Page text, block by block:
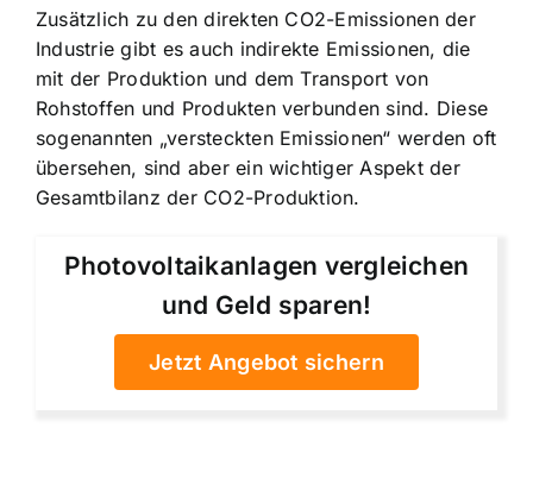
Zusätzlich zu den direkten CO2-Emissionen der
Industrie gibt es auch indirekte Emissionen, die
mit der Produktion und dem Transport von
Rohstoffen und Produkten verbunden sind. Diese
sogenannten „versteckten Emissionen“ werden oft
übersehen, sind aber ein wichtiger Aspekt der
Gesamtbilanz der CO2-Produktion.
Photovoltaikanlagen vergleichen
und Geld sparen!
Jetzt Angebot sichern